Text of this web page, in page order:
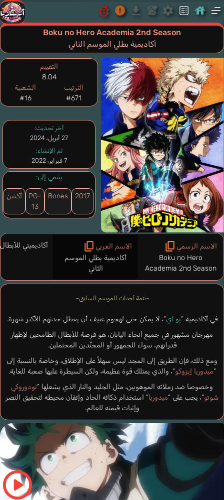
Boku no Hero Academia 2nd Season
أكاديمية بطلي الموسم الثاني
آخر تحديث:
27 أبريل، 2024
تم الإنشاء:
7 فبراير، 2022
ينتمي إلى:
2017
Bones
PG-
13
أكشن
-تتمة أحداث الموسم السابق–
في أكاديمية “يو اي“، لا يمكن حتى لهجوم عنيف أن يعطل حدثهم الأكثر شهرة.
مهرجان مشهور في جميع أنحاء اليابان، هو فرصة للأبطال الطامحين لإظهار
قدراتهم، سواء للجمهور أو المجنِّدين المحتملين.
ومع ذلك، فإن الطريق إلى المجد ليس سهلاً على الإطلاق، وخاصة بالنسبة إلى
“ميدوريا إيزوكو“، والذي يمتلك قوة عظيمة، ولكن السيطرة عليها صعبة للغاية.
وخصوصا ضد زملائه الموهوبين، مثل الجليد والنار الذي يشعلها “تودوروكي
شوتو“، يجب على “ميدوريا” استخدام ذكائه الحاد وإتقان محيطه لتحقيق النصر
وإثبات قيمته للعالم.
الاسم الرسمي
Boku no Hero
Academia 2nd Season
الاسم العربي
أكاديمية بطلي الموسم
الثاني
أكاديميتي
التقييم
8.04
الترتيب
#671
الشعبية
#16